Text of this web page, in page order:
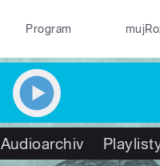
Program
Audioarchiv